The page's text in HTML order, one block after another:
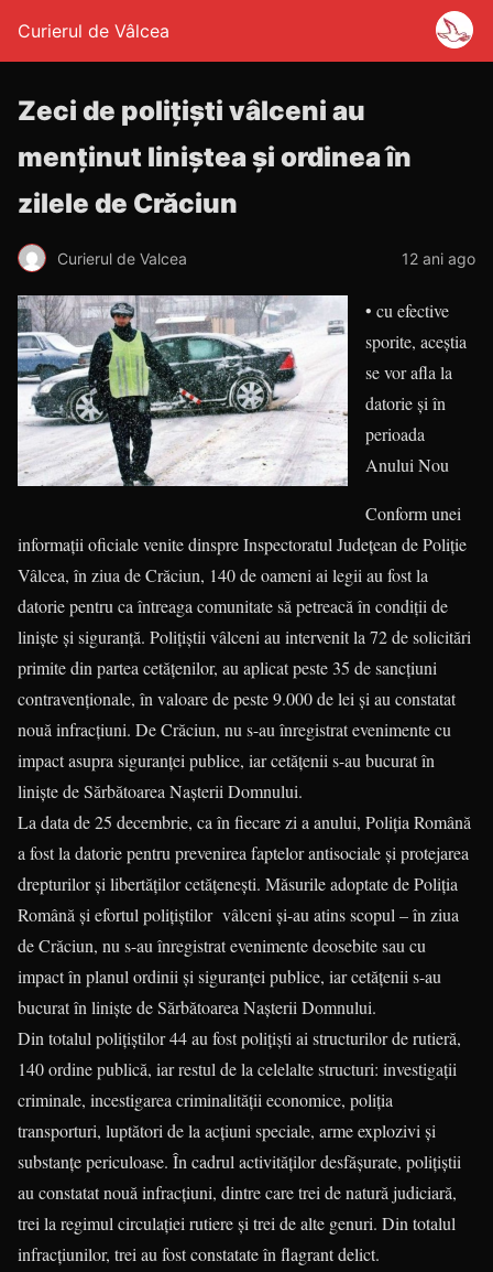
Curierul de Vâlcea
Zeci de polițiști vâlceni au
menținut liniștea și ordinea în
zilele de Crăciun
Curierul de Valcea 12 ani ago
• cu efective
sporite, aceștia
se vor afla la
datorie și în
perioada
Anului Nou
Conform unei
informații oficiale venite dinspre Inspectoratul Județean de Poliție
Vâlcea, în ziua de Crăciun, 140 de oameni ai legii au fost la
datorie pentru ca întreaga comunitate să petreacă în condiţii de
linişte şi siguranţă. Poliţiştii vâlceni au intervenit la 72 de solicitări
primite din partea cetăţenilor, au aplicat peste 35 de sancţiuni
contravenţionale, în valoare de peste 9.000 de lei şi au constatat
nouă infracţiuni. De Crăciun, nu s-au înregistrat evenimente cu
impact asupra siguranţei publice, iar cetăţenii s-au bucurat în
linişte de Sărbătoarea Naşterii Domnului.
La data de 25 decembrie, ca în fiecare zi a anului, Poliţia Română
a fost la datorie pentru prevenirea faptelor antisociale şi protejarea
drepturilor şi libertăţilor cetăţeneşti. Măsurile adoptate de Poliţia
Română şi efortul poliţiştilor vâlceni şi-au atins scopul – în ziua
de Crăciun, nu s-au înregistrat evenimente deosebite sau cu
impact în planul ordinii şi siguranţei publice, iar cetăţenii s-au
bucurat în linişte de Sărbătoarea Naşterii Domnului.
Din totalul polițiștilor 44 au fost polițiști ai structurilor de rutieră,
140 ordine publică, iar restul de la celelalte structuri: investigații
criminale, incestigarea criminalității economice, poliția
transporturi, luptători de la acțiuni speciale, arme explozivi și
substanțe periculoase. În cadrul activităţilor desfăşurate, poliţiştii
au constatat nouă infracţiuni, dintre care trei de natură judiciară,
trei la regimul circulaţiei rutiere şi trei de alte genuri. Din totalul
infracţiunilor, trei au fost constatate în flagrant delict.